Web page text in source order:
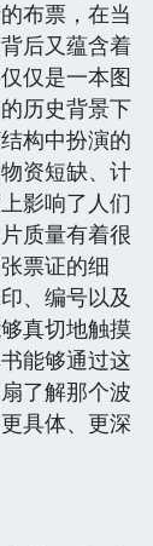
布票，在当
后又蕴含着
仅是一本图
历史背景下
构中扮演的
资短缺、计
影响了人们
质量有着很
票证的细
、编号以及
真切地触摸
能够通过这
了解那个波
具体、更深